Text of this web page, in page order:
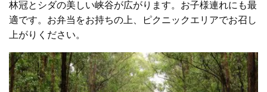
林冠とシダの美しい峡谷が広がります。お子様連れにも最
適です。お弁当をお持ちの上、ピクニックエリアでお召し
上がりください。